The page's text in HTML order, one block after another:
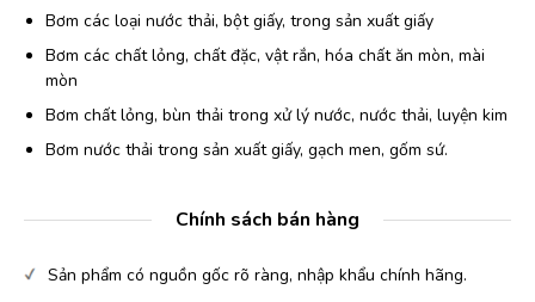
Bơm các loại nước thải, bột giấy, trong sản xuất giấy
Bơm các chất lỏng, chất đặc, vật rắn, hóa chất ăn mòn, mài
mòn
Bơm chất lỏng, bùn thải trong xử lý nước, nước thải, luyện kim
Bơm nước thải trong sản xuất giấy, gạch men, gốm sứ.
Chính sách bán hàng
Sản phẩm có nguồn gốc rõ ràng, nhập khẩu chính hãng.